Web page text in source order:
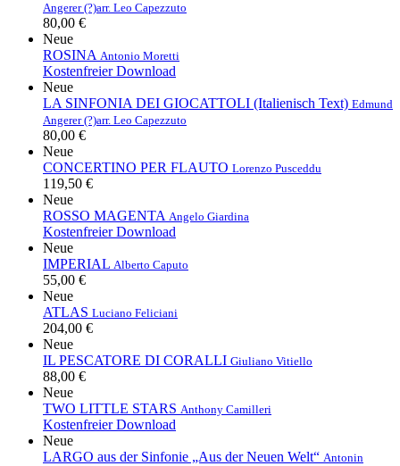
Angerer (?)arr. Leo Capezzuto
80,00 €
Neue
ROSINA Antonio Moretti
Kostenfreier Download
Neue
LA SINFONIA DEI GIOCATTOLI (Italienisch Text) Edmund
Angerer (?)arr. Leo Capezzuto
80,00 €
Neue
CONCERTINO PER FLAUTO Lorenzo Pusceddu
119,50 €
Neue
ROSSO MAGENTA Angelo Giardina
Kostenfreier Download
Neue
IMPERIAL Alberto Caputo
55,00 €
Neue
ATLAS Luciano Feliciani
204,00 €
Neue
IL PESCATORE DI CORALLI Giuliano Vitiello
88,00 €
Neue
TWO LITTLE STARS Anthony Camilleri
Kostenfreier Download
Neue
LARGO aus der Sinfonie „Aus der Neuen Welt“ Antonin